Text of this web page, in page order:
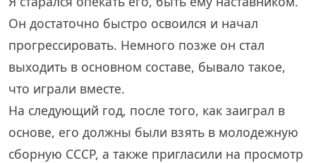
Он достаточно быстро освоился и начал
прогрессировать. Немного позже он стал
выходить в основном составе, бывало такое,
что играли вместе.
На следующий год, после того, как заиграл в
основе, его должны были взять в молодежную
сборную СССР, а также пригласили на просмотр